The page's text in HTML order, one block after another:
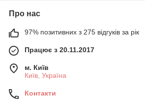
Про нас
97% позитивних з 275 відгуків за рік
Працює з 20.11.2017
м. Київ
Київ, Україна
Контакти